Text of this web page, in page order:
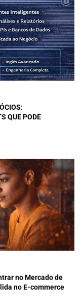
QUE PODE
no Mercado de
no E-commerce